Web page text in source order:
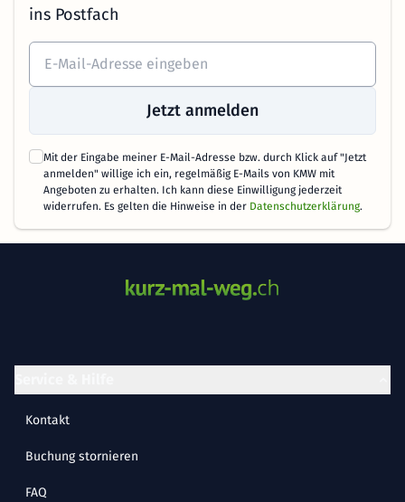
ins Postfach
Jetzt anmelden
Mit der Eingabe meiner E-Mail-Adresse bzw. durch Klick auf "Jetzt
anmelden" willige ich ein, regelmäßig E-Mails von KMW mit
Angeboten zu erhalten. Ich kann diese Einwilligung jederzeit
widerrufen. Es gelten die Hinweise in der Datenschutzerklärung.
Kontakt
Buchung stornieren
FAQ